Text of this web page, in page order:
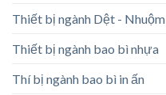
Thiết bị ngành Dệt - Nhuộm
Thiết bị ngành bao bì nhựa
Thí bị ngành bao bì in ấn